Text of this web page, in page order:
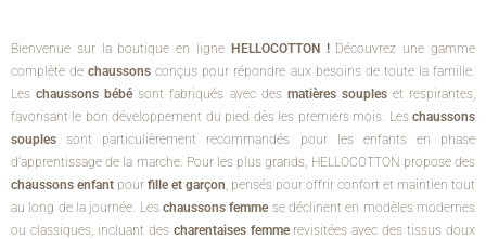
Bienvenue sur la boutique en ligne HELLOCOTTON ! Découvrez une gamme
complète dechaussons conçus pour répondre aux besoins de toute la famille.
Leschaussons bébé sont fabriqués avec des matières soupleset respirantes,
favorisant le bon développement du pied dès les premiers mois. Les chaussons
souples sont particulièrement recommandés pour les enfants en phase
d’apprentissage de la marche. Pour les plus grands, HELLOCOTTON propose des
chaussons enfant pour fille et garçon , pensés pour offrir confort et maintien tout
au long de la journée. Les chaussons femme se déclinent en modèles modernes
ou classiques, incluant des charentaises femmerevisitées avec des tissus doux